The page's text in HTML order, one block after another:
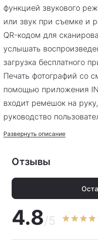
функцией звукового
или звук при съемке и
QR-кодом для
услышать
загрузка бесплатного
Печать фотографий со
помощью приложения
входит ремешок на
руководство
сроком на 1 год.
Развернуть описание
Отзывы
4.8/5